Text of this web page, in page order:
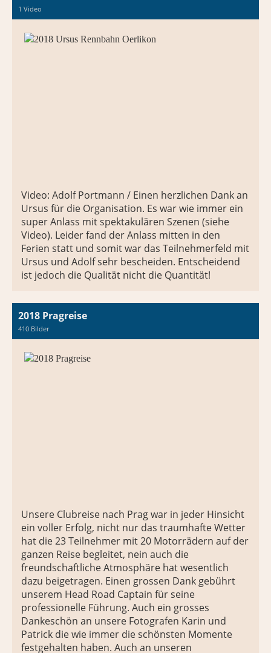
1 Video
Video: Adolf Portmann / Einen herzlichen Dank an
Ursus für die Organisation. Es war wie immer ein
super Anlass mit spektakulären Szenen (siehe
Video). Leider fand der Anlass mitten in den
Ferien statt und somit war das Teilnehmerfeld mit
Ursus und Adolf sehr bescheiden. Entscheidend
ist jedoch die Qualität nicht die Quantität!
2018 Pragreise
410 Bilder
Unsere Clubreise nach Prag war in jeder Hinsicht
ein voller Erfolg, nicht nur das traumhafte Wetter
hat die 23 Teilnehmer mit 20 Motorrädern auf der
ganzen Reise begleitet, nein auch die
freundschaftliche Atmosphäre hat wesentlich
dazu beigetragen. Einen grossen Dank gebührt
unserem Head Road Captain für seine
professionelle Führung. Auch ein grosses
Dankeschön an unsere Fotografen Karin und
Patrick die wie immer die schönsten Momente
festgehalten haben. Auch an unseren